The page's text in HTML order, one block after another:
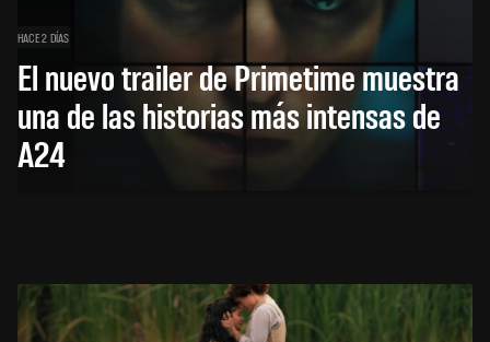
HACE 2 DÍAS
El nuevo trailer de Primetime muestra
una de las historias más intensas de
A24